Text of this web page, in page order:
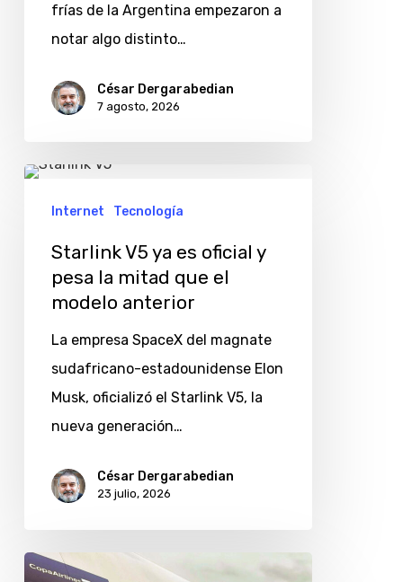
conexión
Starlink
frías de la Argentina empezaron a
notar algo distinto…
César Dergarabedian
7 agosto, 2026
Starlink
oficial
pesa
mitad
modelo
Internet Tecnología
Starlink V5 ya es oficial y
pesa la mitad que el
modelo anterior
La empresa SpaceX del magnate
sudafricano-estadounidense Elon
Musk, oficializó el Starlink V5, la
nueva generación…
César Dergarabedian
23 julio, 2026
Starlink